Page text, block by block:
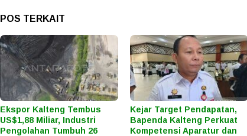
POS TERKAIT
Ekspor Kalteng Tembus
US$1,88 Miliar, Industri
Pengolahan Tumbuh 26
Kejar Target Pendapatan,
Bapenda Kalteng Perkuat
Kompetensi Aparatur dan